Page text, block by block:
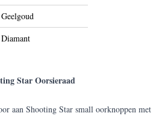
Geelgoud
Diamant
Star Oorsieraad
aan Shooting Star small oorknoppen met